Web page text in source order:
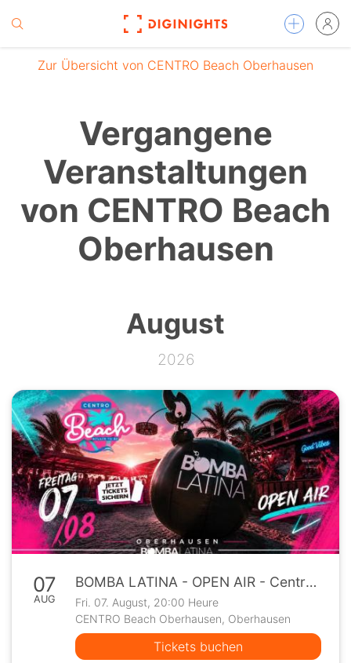
Zur Übersicht von CENTRO Beach Oberhausen
Vergangene
Veranstaltungen
von CENTRO Beach
Oberhausen
August
2026
07
AUG
BOMBA LATINA - OPEN AIR - Centro Beach Oberhausen, Fr 07/08
Fri. 07. August, 20:00 Heure
CENTRO Beach Oberhausen, Oberhausen
Tickets buchen